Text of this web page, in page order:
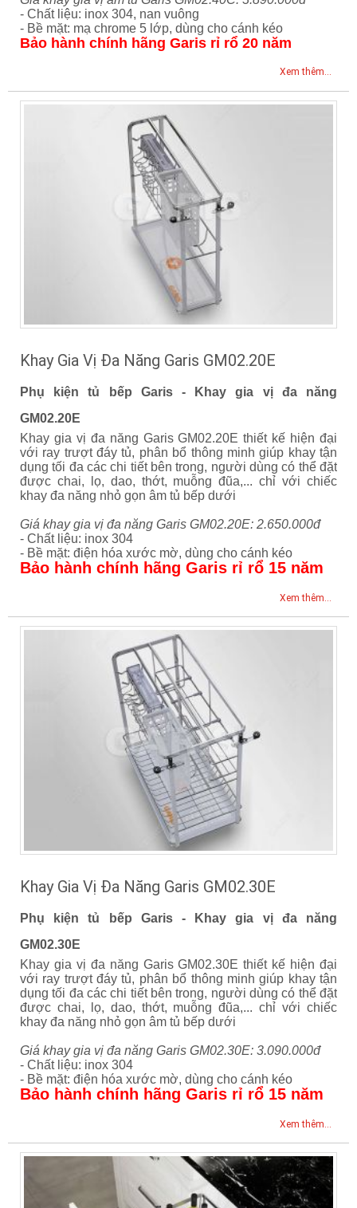
- Chất liệu: inox 304, nan vuông
- Bề mặt: mạ chrome 5 lớp, dùng cho cánh kéo
Bảo hành chính hãng Garis rỉ rổ 20 năm
Xem thêm...
Khay Gia Vị Đa Năng Garis GM02.20E
Phụ kiện tủ bếp Garis - Khay gia vị đa năng
GM02.20E
Khay gia vị đa năng Garis GM02.20E thiết kế hiện đại
với ray trượt đáy tủ, phân bổ thông minh giúp khay tận
dụng tối đa các chi tiết bên trong, người dùng có thể đặt
được chai, lọ, dao, thớt, muỗng đũa,... chỉ với chiếc
khay đa năng nhỏ gọn âm tủ bếp dưới
Giá khay gia vị đa năng Garis GM02.20E: 2.650.000đ
- Chất liệu: inox 304
- Bề mặt: điện hóa xước mờ, dùng cho cánh kéo
Bảo hành chính hãng Garis rỉ rổ 15 năm
Xem thêm...
Khay Gia Vị Đa Năng Garis GM02.30E
Phụ kiện tủ bếp Garis - Khay gia vị đa năng
GM02.30E
Khay gia vị đa năng Garis GM02.30E thiết kế hiện đại
với ray trượt đáy tủ, phân bổ thông minh giúp khay tận
dụng tối đa các chi tiết bên trong, người dùng có thể đặt
được chai, lọ, dao, thớt, muỗng đũa,... chỉ với chiếc
khay đa năng nhỏ gọn âm tủ bếp dưới
Giá khay gia vị đa năng Garis GM02.30E: 3.090.000đ
- Chất liệu: inox 304
- Bề mặt: điện hóa xước mờ, dùng cho cánh kéo
Bảo hành chính hãng Garis rỉ rổ 15 năm
Xem thêm...